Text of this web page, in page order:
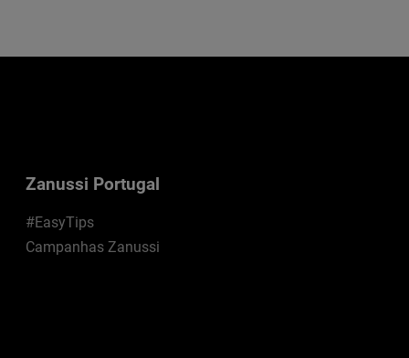
Zanussi Portugal
#EasyTips
Campanhas Zanussi